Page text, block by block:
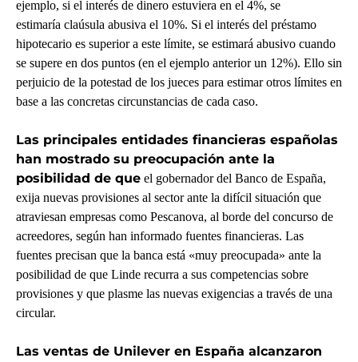
ejemplo, si el interés de dinero estuviera en el 4%, se
estimaría claúsula abusiva el 10%. Si el interés del préstamo
hipotecario es superior a este límite, se estimará abusivo cuando
se supere en dos puntos (en el ejemplo anterior un 12%). Ello sin
perjuicio de la potestad de los jueces para estimar otros límites en
base a las concretas circunstancias de cada caso.
Las principales entidades financieras españolas
han mostrado su preocupación ante la
posibilidad de que el gobernador del Banco de España,
exija nuevas provisiones al sector ante la difícil situación que
atraviesan empresas como Pescanova, al borde del concurso de
acreedores, según han informado fuentes financieras. Las
fuentes precisan que la banca está «muy preocupada» ante la
posibilidad de que Linde recurra a sus competencias sobre
provisiones y que plasme las nuevas exigencias a través de una
circular.
Las ventas de Unilever en España alcanzaron